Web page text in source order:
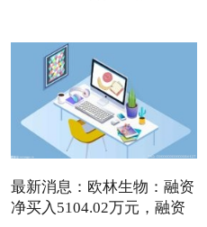
最新消息：欧林生物：融资
净买入5104.02万元，融资